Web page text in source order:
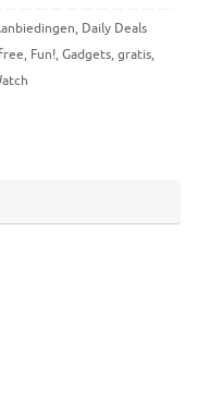
, Daily Deals
free, Fun!, Gadgets, gratis,